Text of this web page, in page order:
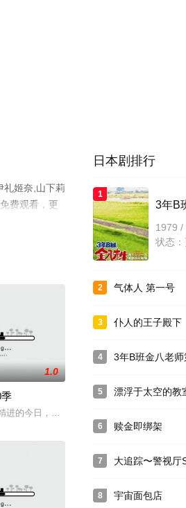
礼姬奈,山下莉
费观看，更
的重视。偏偏迟来的桃
大逆転ラブストーリー。
的３集９０分的特别剧《这时候制作了部
1.0
进的今日，对於刑警办案的技巧、鑑识员分
日本剧排行
1
3年B
1979 /
状态
2 气体人 第一号
3 仆人的王子殿下
4 3年B班金八老
5 漂浮于太空的教
6 赎金即绑架
7 大追踪〜警视厅
8 宇宙面包店